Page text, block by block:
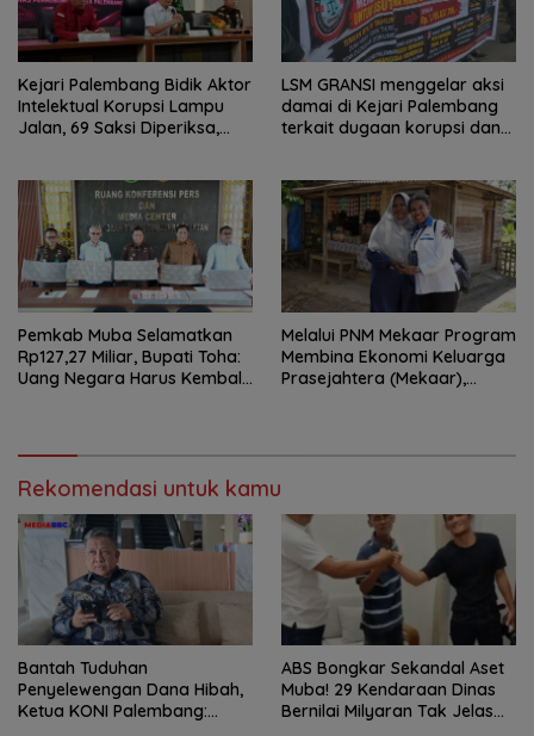
Kejari Palembang Bidik Aktor
Intelektual Korupsi Lampu
Jalan, 69 Saksi Diperiksa,
LSM GRANSI menggelar aksi
damai di Kejari Palembang
terkait dugaan korupsi dana
Pemkab Muba Selamatkan
Rp127,27 Miliar, Bupati Toha:
Uang Negara Harus Kembali
Melalui PNM Mekaar Program
Membina Ekonomi Keluarga
Prasejahtera (Mekaar),
Rekomendasi untuk kamu
Bantah Tuduhan
Penyelewengan Dana Hibah,
Ketua KONI Palembang:
ABS Bongkar Sekandal Aset
Muba! 29 Kendaraan Dinas
Bernilai Milyaran Tak Jelas